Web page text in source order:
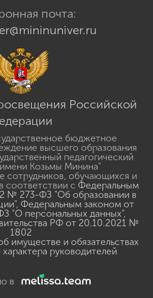
почта:
Российской
бюджетное
высшего образования
педагогический
Козьмы Минина"
сотрудников, обучающихся и
соответствии с Федеральным
№ 273-ФЗ "Об образовании в
, Федеральным законом от
"О персональных данных",
РФ от 20.10.2021 №
1802
имуществе и обязательствах
руководителей
в